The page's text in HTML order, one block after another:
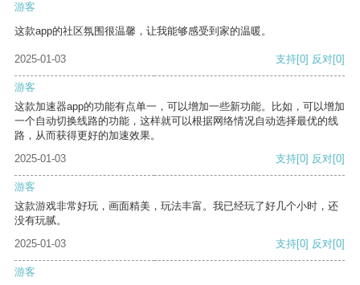
游客
这款app的社区氛围很温馨，让我能够感受到家的温暖。
2025-01-03 支持[0] 反对[0]
游客
这款加速器app的功能有点单一，可以增加一些新功能。比如，可以增加
一个自动切换线路的功能，这样就可以根据网络情况自动选择最优的线
路，从而获得更好的加速效果。
2025-01-03
支持[0] 反对[0]
游客
这款游戏非常好玩，画面精美，玩法丰富。我已经玩了好几个小时，还
没有玩腻。
2025-01-03
支持[0] 反对[0]
游客